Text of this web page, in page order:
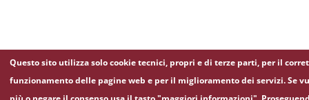
Questo sito utilizza solo cookie tecnici, propri e di terze parti, per il
funzionamento delle pagine web e per il miglioramento dei servizi. Se